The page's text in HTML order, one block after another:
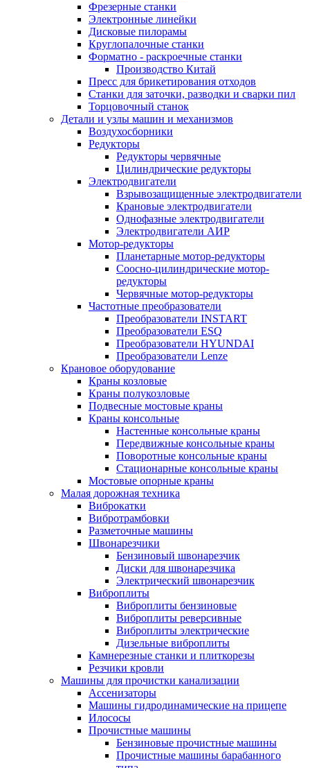
Фрезерные станки
Электронные линейки
Дисковые пилорамы
Круглопалочные станки
Форматно - раскроечные станки
Производство Китай
Пресс для брикетирования отходов
Станки для заточки, разводки и сварки пил
Торцовочный станок
Детали и узлы машин и механизмов
Воздухосборники
Редукторы
Редукторы червячные
Цилиндрические редукторы
Электродвигатели
Взрывозащищенные электродвигатели
Крановые электродвигатели
Однофазные электродвигатели
Электродвигатели АИР
Мотор-редукторы
Планетарные мотор-редукторы
Соосно-цилиндрические мотор-
редукторы
Червячные мотор-редукторы
Частотные преобразователи
Преобразователи INSTART
Преобразователи ESQ
Преобразователи HYUNDAI
Преобразователи Lenze
Крановое оборудование
Краны козловые
Краны полукозловые
Подвесные мостовые краны
Краны консольные
Настенные консольные краны
Передвижные консольные краны
Поворотные консольные краны
Стационарные консольные краны
Мостовые опорные краны
Малая дорожная техника
Виброкатки
Вибротрамбовки
Разметочные машины
Швонарезчики
Бензиновый швонарезчик
Диски для швонарезчика
Электрический швонарезчик
Виброплиты
Виброплиты бензиновые
Виброплиты реверсивные
Виброплиты электрические
Дизельные виброплиты
Камнерезные станки и плиткорезы
Резчики кровли
Машины для прочистки канализации
Ассенизаторы
Машины гидродинамические на прицепе
Илососы
Прочистные машины
Бензиновые прочистные машины
Прочистные машины барабанного